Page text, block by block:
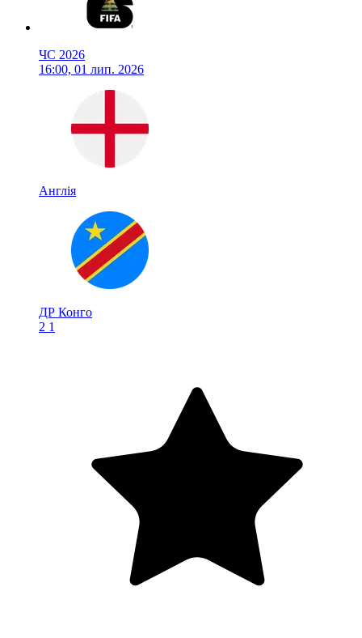
ЧС 2026
16:00, 01 лип. 2026
Англія
ДР Конго
2 1